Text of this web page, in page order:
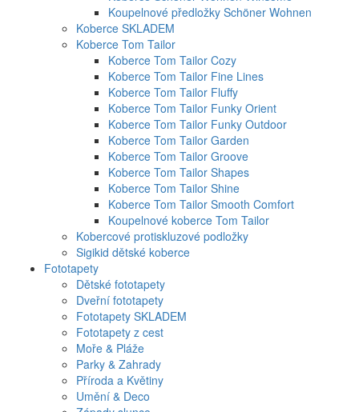
Koupelnové předložky Schöner Wohnen
Koberce SKLADEM
Koberce Tom Tailor
Koberce Tom Tailor Cozy
Koberce Tom Tailor Fine Lines
Koberce Tom Tailor Fluffy
Koberce Tom Tailor Funky Orient
Koberce Tom Tailor Funky Outdoor
Koberce Tom Tailor Garden
Koberce Tom Tailor Groove
Koberce Tom Tailor Shapes
Koberce Tom Tailor Shine
Koberce Tom Tailor Smooth Comfort
Koupelnové koberce Tom Tailor
Kobercové protiskluzové podložky
Sigikid dětské koberce
Fototapety
Dětské fototapety
Dveřní fototapety
Fototapety SKLADEM
Fototapety z cest
Moře & Pláže
Parky & Zahrady
Příroda a Květiny
Umění & Deco